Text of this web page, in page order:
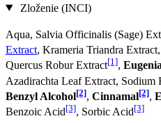
Zloženie (INCI)
Aqua, Salvia Officinalis (Sage)
Extract, Krameria Triandra
Quercus Robur Extract[1],
Azadirachta Leaf Extract, Sodium
Benzyl Alcohol[2], Cinnamal[2],
Benzoic Acid[3], Sorbic Acid[3]